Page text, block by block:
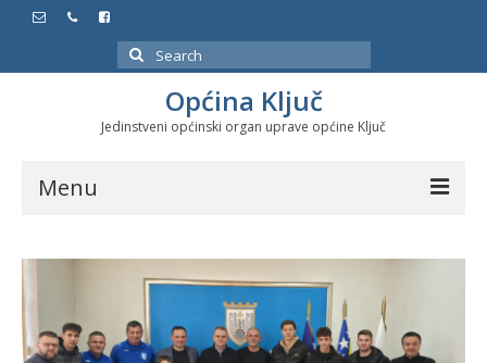
Search
for:
Općina Ključ
Jedinstveni općinski organ uprave općine Ključ
Menu
Službeni glasnici
Javne nabavke